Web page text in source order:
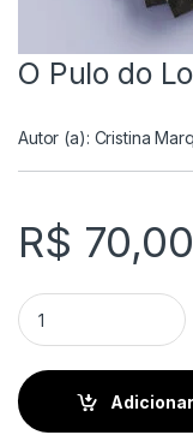
O Pulo do
Autor (a): Cristina
R$ 70,00
O Pulo do Lobo